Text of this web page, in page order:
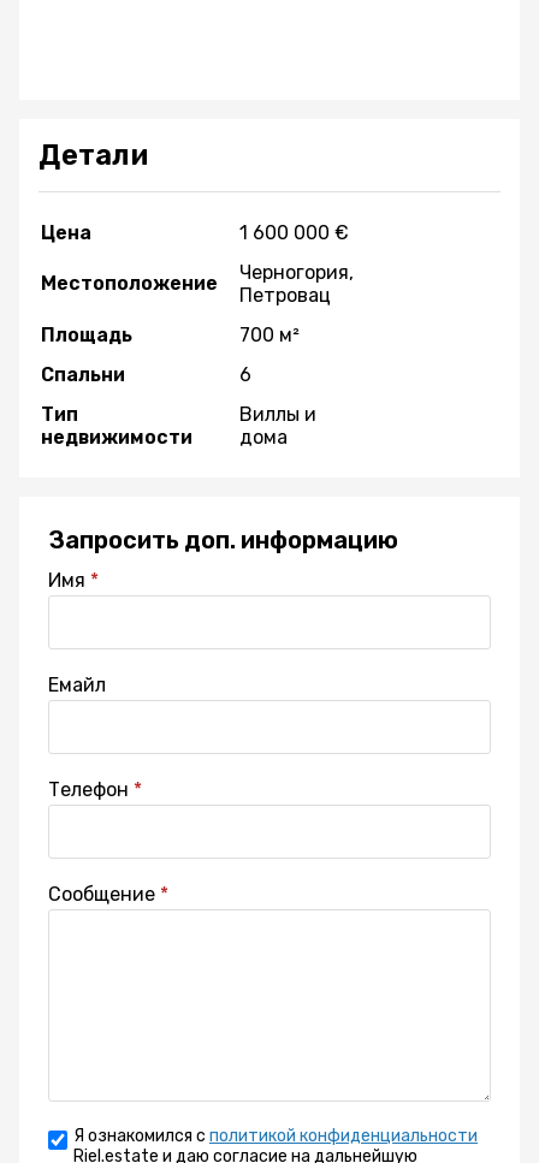
Детали
Цена 1 600 000 €
Местоположение
Черногория,
Петровац
Площадь
700 м²
Спальни
6
Тип
недвижимости
Виллы и
дома
Запросить доп. информацию
Имя
Емайл
Телефон
Сообщение
Я ознакомился с политикой конфиденциальности
Riel.estate и даю согласие на дальнейшую